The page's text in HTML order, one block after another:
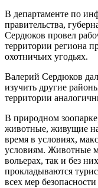
В департаменте по
правительства,
Сердюков провел
территории региона
охотничьих угодьях.
Валерий Сердюков
изучить другие
территории
В природном
животные, живущие
время в условиях,
условиям. Животные
вольерах, так и без
прокладываются
всех мер